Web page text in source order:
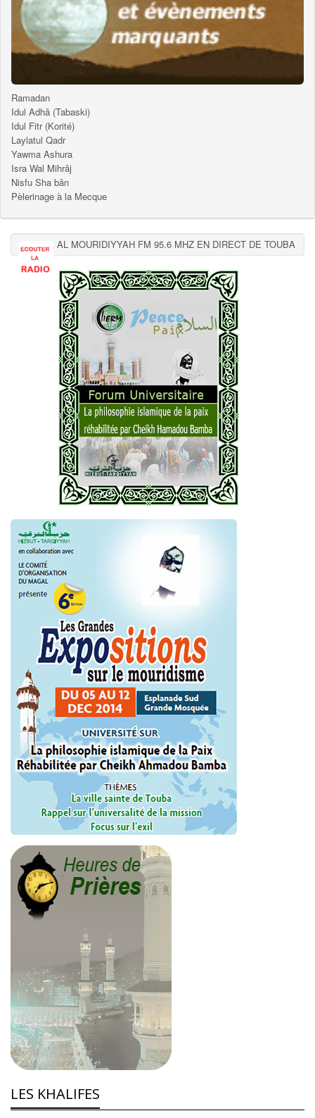
Ramadan
Idul Adhâ (Tabaski)
Idul Fitr (Korité)
Laylatul Qadr
Yawma Ashura
Isra Wal Mihrâj
Nisfu Sha bân
Pèlerinage à la Mecque
AL MOURIDIYYAH FM 95.6 MHZ EN DIRECT DE TOUBA
LES KHALIFES